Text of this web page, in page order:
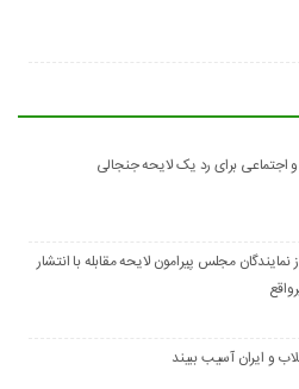
اجتماعی برای رد یک لایحه جنجالی
نمایندگان مجلس پیرامون لایحه مقابله با انتشار
و ایران آسیب ببیند